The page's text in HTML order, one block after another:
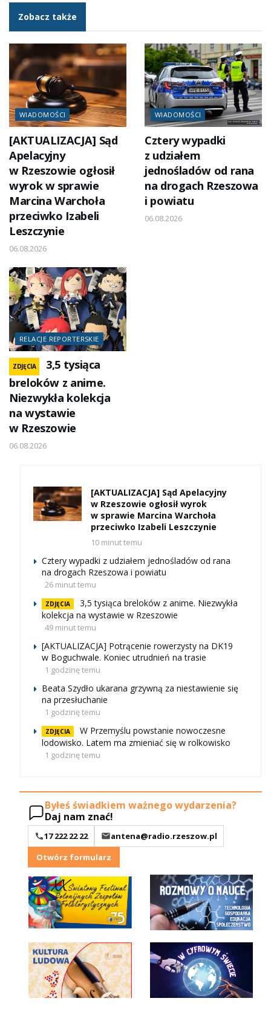
Zobacz także
WIADOMOŚCI
[AKTUALIZACJA] Sąd
Apelacyjny
w Rzeszowie ogłosił
wyrok w sprawie
Marcina Warchoła
przeciwko Izabeli
Leszczynie
06.08.2026
WIADOMOŚCI
Cztery wypadki
z udziałem
jednośladów od rana
na drogach Rzeszowa
i powiatu
06.08.2026
RELACJE REPORTERSKIE
ZDJĘCIA
3,5 tysiąca
breloków z anime.
Niezwykła kolekcja
na wystawie
w Rzeszowie
06.08.2026
[AKTUALIZACJA] Sąd Apelacyjny
w Rzeszowie ogłosił wyrok
w sprawie Marcina Warchoła
przeciwko Izabeli Leszczynie
10 minut temu
Cztery wypadki z udziałem jednośladów od rana
na drogach Rzeszowa i powiatu
26 minut temu
ZDJĘCIA
3,5 tysiąca breloków z anime. Niezwykła
kolekcja na wystawie w Rzeszowie
49 minut temu
[AKTUALIZACJA] Potrącenie rowerzysty na DK19
w Boguchwale. Koniec utrudnień na trasie
1 godzinę temu
Beata Szydło ukarana grzywną za niestawienie się
na przesłuchanie
1 godzinę temu
ZDJĘCIA
W Przemyślu powstanie nowoczesne
lodowisko. Latem ma zmieniać się w rolkowisko
1 godzinę temu
Byłeś świadkiem ważnego wydarzenia?
Daj nam znać!
17 222 22 22
antena@radio.rzeszow.pl
Otwórz formularz